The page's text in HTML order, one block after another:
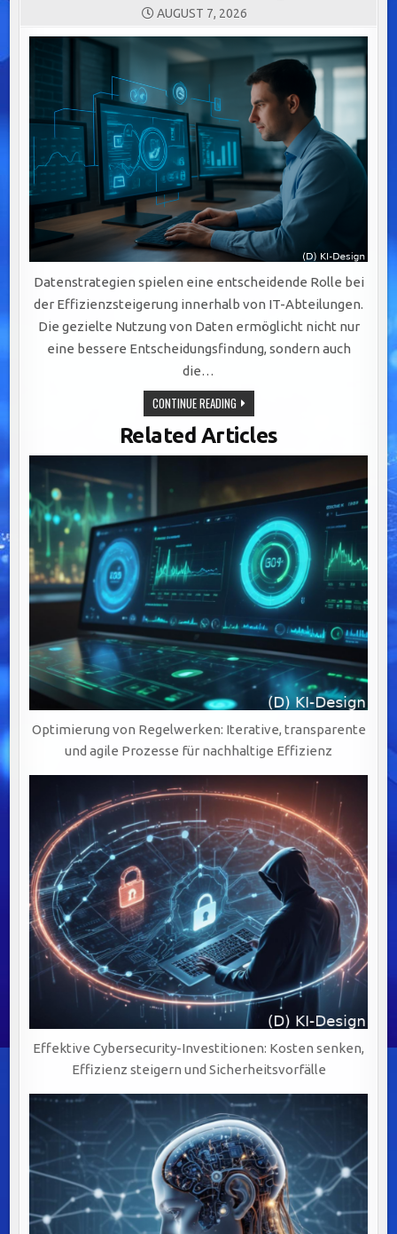
AUGUST 7, 2026
Datenstrategien spielen eine entscheidende Rolle bei
der Effizienzsteigerung innerhalb von IT-Abteilungen.
Die gezielte Nutzung von Daten ermöglicht nicht nur
eine bessere Entscheidungsfindung, sondern auch
die…
CONTINUE READINGEFFIZIENZSTEIGERUNG
IN
IT-
ABTEILUNGEN
DURCH
GEZIELTE
AUTOMATISIERUNG
Related Articles
Optimierung von Regelwerken: Iterative, transparente
und agile Prozesse für nachhaltige Effizienz
Effektive Cybersecurity-Investitionen: Kosten senken,
Effizienz steigern und Sicherheitsvorfälle